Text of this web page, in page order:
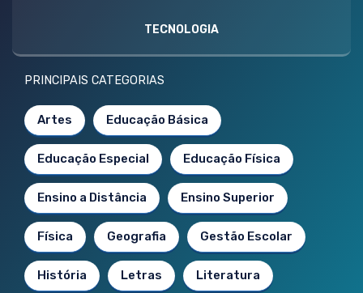
TECNOLOGIA
PRINCIPAIS CATEGORIAS
Artes Educação Básica
Educação Especial Educação Física
Ensino a Distância Ensino Superior
Física Geografia Gestão Escolar
História Letras Literatura